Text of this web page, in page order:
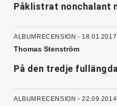
Påklistrat nonchalant
ALBUMRECENSION - 18.01.2017
Thomas Stenström
På den tredje
ALBUMRECENSION - 22.09.2014